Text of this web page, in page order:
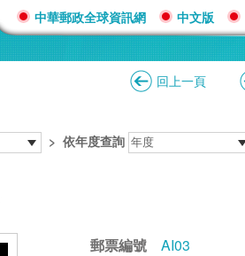
中華郵政全球資訊網 中文版
回上一頁
> 依年度查詢
郵票編號
AI03